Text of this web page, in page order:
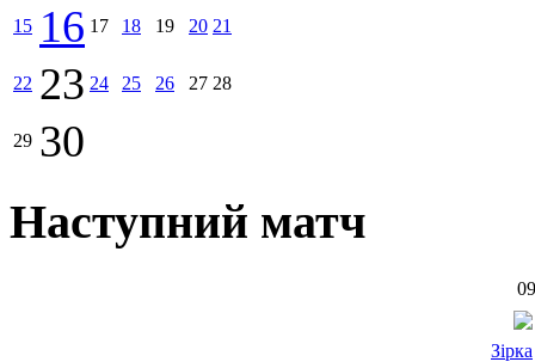
15 16 17 18 19 20 21
22 23 24 25 26 27 28
29 30
Наступний матч
Зірка